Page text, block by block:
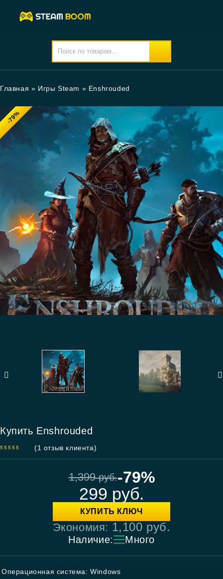
Главная » Игры Steam » Enshrouded
-79%
Купить Enshrouded
(1 отзыв клиента)
1,399руб.-79%
299 руб.
КУПИТЬ КЛЮЧ
Экономия: 1,100 руб.
Наличие: Много
Операционная система: Windows